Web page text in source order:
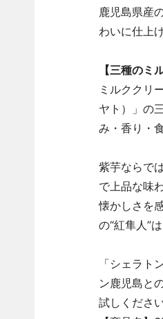
鹿児島県産
わいに仕上
【三種のミ
ミルククリ
ヤト）」の
み・香り・
紫芋ならで
で上品な味
懐かしさを
の“紅隼人”
「シェラト
ン鹿児島と
試しください